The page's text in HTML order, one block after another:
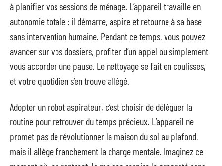
à planifier vos sessions de ménage. L’appareil travaille en
autonomie totale : il démarre, aspire et retourne à sa base
sans intervention humaine. Pendant ce temps, vous pouvez
avancer sur vos dossiers, profiter d’un appel ou simplement
vous accorder une pause. Le nettoyage se fait en coulisses,
et votre quotidien s’en trouve allégé.
Adopter un robot aspirateur, c’est choisir de déléguer la
routine pour retrouver du temps précieux. L’appareil ne
promet pas de révolutionner la maison du sol au plafond,
mais il allège franchement la charge mentale. Imaginez ce